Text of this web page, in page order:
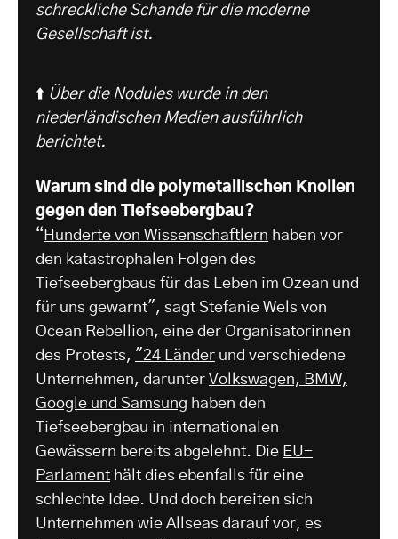
schreckliche Schande für die moderne
Gesellschaft ist.
⬆️ Über die Nodules wurde in den
niederländischen Medien ausführlich
berichtet.
Warum sind die polymetallischen Knollen
gegen den Tiefseebergbau?
“ Hunderte von Wissenschaftlern haben vor
den katastrophalen Folgen des
Tiefseebergbaus für das Leben im Ozean und
für uns gewarnt", sagt Stefanie Wels von
Ocean Rebellion, eine der Organisatorinnen
des Protests, "24 Länder und verschiedene
Unternehmen, darunter Volkswagen, BMW,
Google und Samsung haben den
Tiefseebergbau in internationalen
Gewässern bereits abgelehnt. Die EU-
Parlament hält dies ebenfalls für eine
schlechte Idee. Und doch bereiten sich
Unternehmen wie Allseas darauf vor, es